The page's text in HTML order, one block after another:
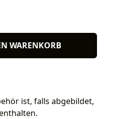
WARENKORB
ist, falls abgebildet,